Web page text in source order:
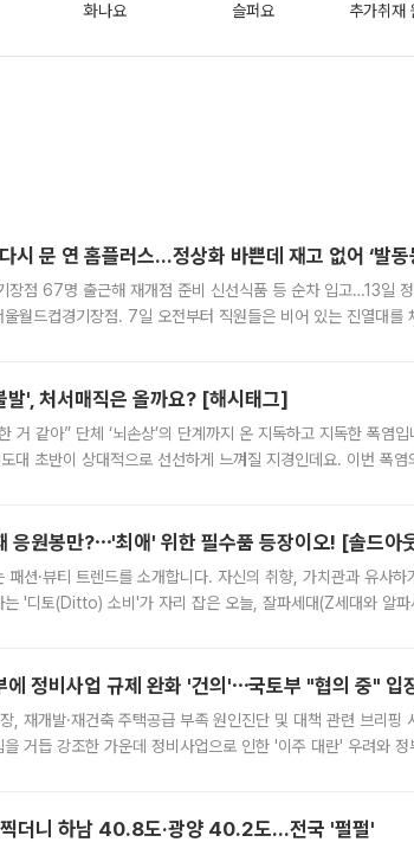
화나요 슬퍼요 추가취재
시 문 연 홈플러스…정상화 바쁜데 재고 없어 ‘발동
장점 67명 출근해 재개점 준비 신선식품 등 순차 입고…13일
울월드컵경기장점. 7일 오전부터 직원들은 비어 있는 진열대를
발', 처서매직은 올까요? [해시태그]
거 같아” 단체 ‘뇌손상’의 단계까지 온 지독하고 지독한 폭염
대 초반이 상대적으로 선선하게 느껴질 지경인데요. 이번 폭
응원봉만?⋯'최애' 위한 필수품 등장이오! [솔드아
패션·뷰티 트렌드를 소개합니다. 자신의 취향, 가치관과 유사
는 '디토(Ditto) 소비'가 자리 잡은 오늘, 잘파세대(Z세대와 알파
에 정비사업 규제 완화 '건의'⋯국토부 "협의 중" 입
, 재개발·재건축 주택공급 부족 원인진단 및 대책 관련 브리핑
거듭 강조한 가운데 정비사업으로 인한 '이주 대란' 우려와
더니 하남 40.8도·광양 40.2도…전국 '펄펄'